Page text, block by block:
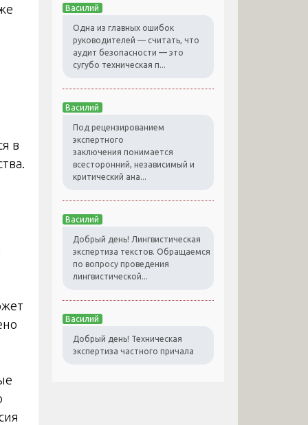
в
Василий
Одна из главных ошибок
руководителей — считать, что
аудит безопасности — это
сугубо техническая п...
Василий
Под рецензированием
экспертного
заключения понимается
всесторонний, независимый и
критический ана...
Василий
Добрый день! Лингвистическая
экспертиза текстов. Обращаемся
по вопросу проведения
лингвистической...
Василий
Добрый день! Техническая
экспертиза частного причала